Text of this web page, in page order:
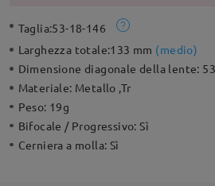
Taglia:53-18-146
Larghezza totale:133 mm (medio)
Dimensione diagonale della lente:
Materiale: Metallo ,Tr
Peso: 19g
Bifocale / Progressivo:Sì
Cerniera a molla: Sì